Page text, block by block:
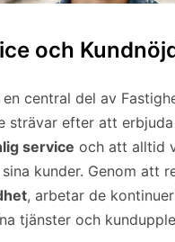
och
en central del av
strävar efter att
service och att alltid
kunder. Genom att
, arbetar de
tjänster och